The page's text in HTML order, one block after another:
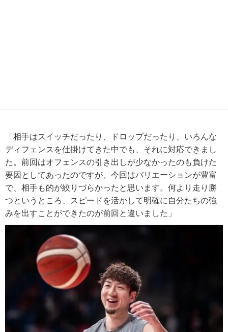
「相手はスイッチだったり、ドロップだったり、いろんな
ディフェンスを仕掛けてきた中でも、それに対応できまし
た。前回はオフェンスの引き出しが少なかったのも負けた
要因としてあったのですが、今回はバリエーションが豊富
で、相手も的が絞りづらかったと思います。何より走り勝
つというところ、スピードを活かして明確に自分たちの強
みを出すことができたのが前回と違いました」